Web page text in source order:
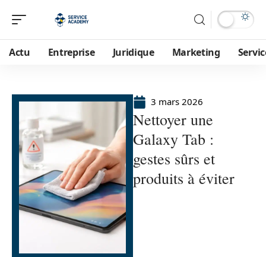
Actu Entreprise Juridique Marketing
3 mars 2026
Nettoyer une
Galaxy Tab :
gestes sûrs et
produits à éviter